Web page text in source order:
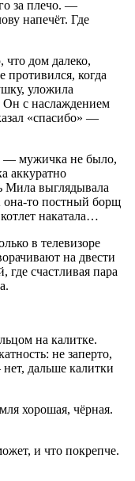
за плечо. —
напечёт. Где
что дом далеко,
когда
уложила
Он с наслаждением
«спасибо» —
— мужичка не было,
аккуратно
Мила выглядывала
она-то постный борщ
накатала…
в телевизоре
на двести
где счастливая пара
на калитке.
не заперто,
дальше калитки
хорошая, чёрная.
и что покрепче.